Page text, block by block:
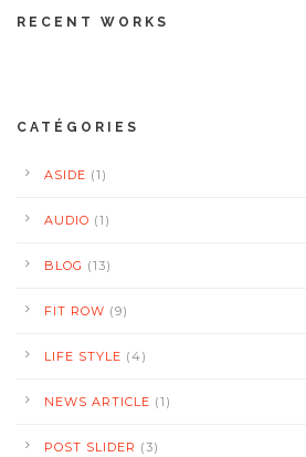
RECENT WORKS
CATÉGORIES
ASIDE (1)
AUDIO (1)
BLOG (13)
FIT ROW (9)
LIFE STYLE (4)
NEWS ARTICLE (1)
POST SLIDER (3)